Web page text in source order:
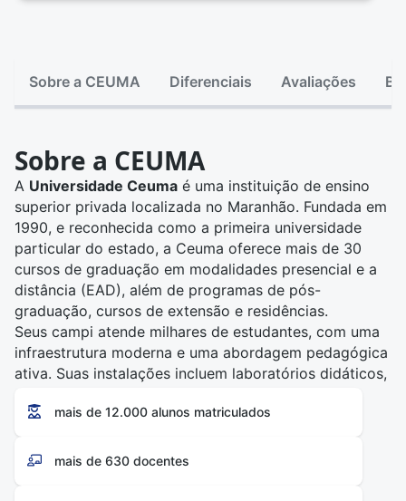
Sobre a CEUMA Diferenciais Avaliações
Sobre a CEUMA
A Universidade Ceuma é uma instituição de ensino
superior privada localizada no Maranhão. Fundada em
1990, e reconhecida como a primeira universidade
particular do estado, a Ceuma oferece mais de 30
cursos de graduação em modalidades presencial e a
distância (EAD), além de programas de pós-
graduação, cursos de extensão e residências.
Seus campi atende milhares de estudantes, com uma
infraestrutura moderna e uma abordagem pedagógica
ativa. Suas instalações incluem laboratórios didáticos,
bibliotecas físicas e digitais com mais de 1 milhão de
títulos e espaços de convivência.
mais de 12.000 alunos matriculados
mais de 630 docentes